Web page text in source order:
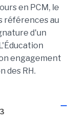
en PCM, le
références au
d'un
engagement
des RH.
3